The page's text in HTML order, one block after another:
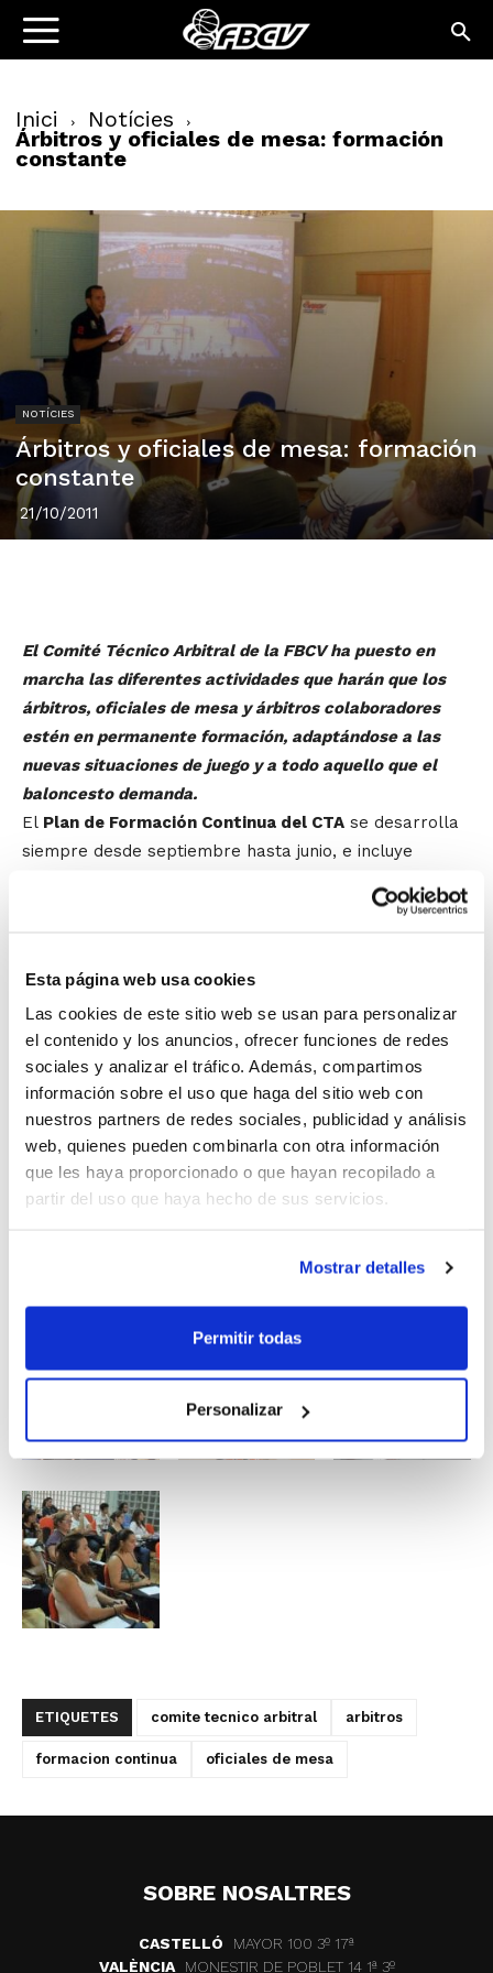
Esta página web usa cookies
Las cookies de este sitio web se usan para personalizar
el contenido y los anuncios, ofrecer funciones de redes
sociales y analizar el tráfico. Además, compartimos
información sobre el uso que haga del sitio web con
nuestros partners de redes sociales, publicidad y análisis
web, quienes pueden combinarla con otra información
que les haya proporcionado o que hayan recopilado a
partir del uso que haya hecho de sus servicios.
Mostrar detalles
Permitir todas
Personalizar
Inici Notícies
Árbitros y oficiales de mesa: formación
constante
NOTÍCIES
Árbitros y oficiales de mesa: formación
constante
21/10/2011
El Comité Técnico Arbitral de la FBCV ha puesto en
marcha las diferentes actividades que harán que los
árbitros, oficiales de mesa y árbitros colaboradores
estén en permanente formación, adaptándose a las
nuevas situaciones de juego y a todo aquello que el
baloncesto demanda.
El Plan de Formación Continua del CTA se desarrolla
siempre desde septiembre hasta junio, e incluye
conocimiento de las bases de competición, estudio e
serie de iniciativas dirigidas a la mejora constante en el
desarrollo de su labor.
La Formación Continua se convierte, por tanto, en un
pilar básico para todos los colectivos del
baloncesto
, entre ellos el colectivo arbitral,
ofreciendo a todos sus integrantes las herramientas
que les permitan seguir creciendo como árbitros,
Los miembros del CTA pueden consultar las próximas
actividades en la Agenda de Actividades del CTA.
ETIQUETES comite tecnico arbitral arbitros
formacion continua oficiales de mesa
SOBRE NOSALTRES
CASTELLÓ
MAYOR 100 3º 17ª
VALÈNCIA
MONESTIR DE POBLET 14 1ª 3º